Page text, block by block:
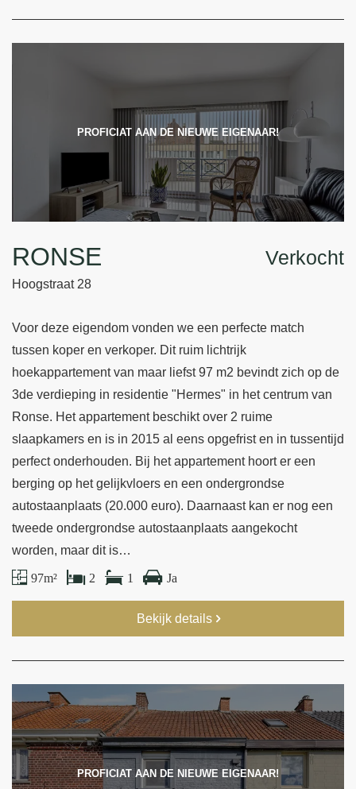
PROFICIAT AAN DE NIEUWE EIGENAAR!
RONSE
Hoogstraat 28
Verkocht
Voor deze eigendom vonden we een perfecte match
tussen koper en verkoper. Dit ruim lichtrijk
hoekappartement van maar liefst 97 m2 bevindt zich op de
3de verdieping in residentie "Hermes" in het centrum van
Ronse. Het appartement beschikt over 2 ruime
slaapkamers en is in 2015 al eens opgefrist en in tussentijd
perfect onderhouden. Bij het appartement hoort er een
berging op het gelijkvloers en een ondergrondse
autostaanplaats (20.000 euro). Daarnaast kan er nog een
tweede ondergrondse autostaanplaats aangekocht
worden, maar dit is…
97 m² 2 1 Ja
Bekijk details
PROFICIAT AAN DE NIEUWE EIGENAAR!